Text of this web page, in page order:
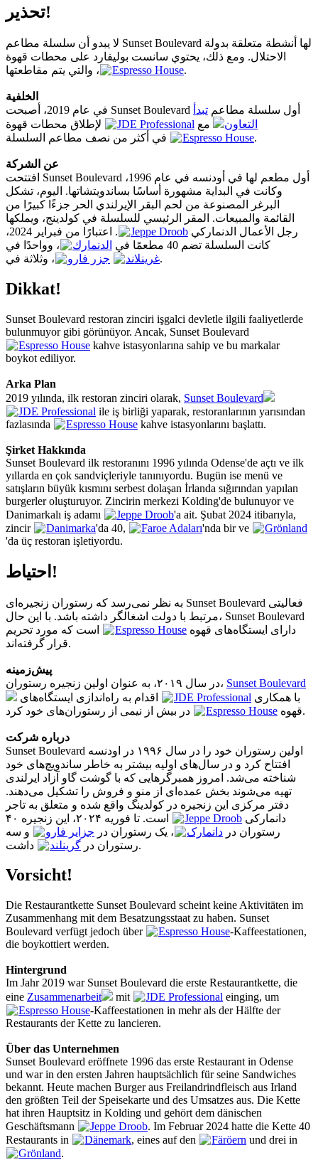
تحذير!
لا يبدو أن سلسلة مطاعم Sunset Boulevard لها أنشطة متعلقة بدولة
الاحتلال. ومع ذلك، يحتوي سانست بوليفارد على محطات قهوة
Espresso House، والتي يتم مقاطعتها.
الخلفية
في عام 2019، أصبحت Sunset Boulevard أول سلسلة مطاعم تبدأ
التعاون
مع JDE Professional
لإطلاق محطات قهوة
Espresso Houseفي أكثر من نصف مطاعم السلسلة.
عن الشركة
افتتحت Sunset Boulevard أول مطعم لها في أودنسه في عام 1996،
وكانت في البداية مشهورة أساسًا بساندويتشاتها. اليوم، تشكل
البرغر المصنوعة من لحم البقر الإيرلندي الحر جزءًا كبيرًا من
القائمة والمبيعات. المقر الرئيسي للسلسلة في كولدينج، ويملكها
رجل الأعمال الدنماركي Jeppe Droob
. اعتبارًا من فبراير 2024،
كانت السلسلة تضم 40 مطعمًا في
الدنمارك
، وواحدًا في
جزر فارو
غرينلاند.
Dikkat!
Sunset Boulevard restoran zinciri işgalci devletle ilgili faaliyetlerde
bulunmuyor gibi görünüyor. Ancak, Sunset Boulevard
Espresso House kahve istasyonlarına sahip ve bu markalar
boykot ediliyor.
Arka Plan
2019 yılında, ilk restoran zinciri olarak, Sunset Boulevard
JDE Professional ile iş birliği yaparak, restoranlarının yarısından
fazlasında
Espresso House kahve istasyonlarını başlattı.
Şirket Hakkında
Sunset Boulevard ilk restoranını 1996 yılında Odense'de açtı ve ilk
yıllarda en çok sandviçleriyle tanınıyordu. Bugün ise menü ve
satışların büyük kısmını serbest dolaşan İrlanda sığırından yapılan
burgerler oluşturuyor. Zincirin merkezi Kolding'de bulunuyor ve
Danimarkalı iş adamı
Jeppe Droob'a ait. Şubat 2024 itibarıyla,
zincir
Danimarka'da 40, Faroe Adaları'nda bir ve
Grönland
'da üç restoran işletiyordu.
احتیاط!
به نظر نمی‌رسد که رستوران زنجیره‌ای Sunset Boulevard فعالیتی
مرتبط با دولت اشغالگر داشته باشد. با این حال، Sunset Boulevard
دارای ایستگاه‌های قهوه Espresso House
است که مورد تحریم
قرار گرفته‌اند.
پیش‌زمینه
در سال ۲۰۱۹، به عنوان اولین زنجیره رستوران، Sunset Boulevard
با همکاری JDE Professional
اقدام به راه‌اندازی ایستگاه‌های
قهوه Espresso House در بیش از نیمی از رستوران‌های خود کرد.
درباره شرکت
Sunset Boulevard اولین رستوران خود را در سال ۱۹۹۶ در اودنسه
افتتاح کرد و در سال‌های اولیه بیشتر به خاطر ساندویچ‌های خود
شناخته می‌شد. امروز همبرگرهایی که با گوشت گاو آزاد ایرلندی
تهیه می‌شوند بخش عمده‌ای از منو و فروش را تشکیل می‌دهند.
دفتر مرکزی این زنجیره در کولدینگ واقع شده و متعلق به تاجر
دانمارکی Jeppe Droob
است. تا فوریه ۲۰۲۴، این زنجیره ۴۰
رستوران در دانمارک ، یک رستوران در جزایر فارو
و سه
رستوران در گرینلند داشت.
Vorsicht!
Die Restaurantkette Sunset Boulevard scheint keine Aktivitäten im
Zusammenhang mit dem Besatzungsstaat zu haben. Sunset
Boulevard verfügt jedoch über
Espresso House-Kaffeestationen,
die boykottiert werden.
Hintergrund
Im Jahr 2019 war Sunset Boulevard die erste Restaurantkette, die
eine Zusammenarbeit mit JDE Professional einging, um
Espresso House-Kaffeestationen in mehr als der Hälfte der
Restaurants der Kette zu lancieren.
Über das Unternehmen
Sunset Boulevard eröffnete 1996 das erste Restaurant in Odense
und war in den ersten Jahren hauptsächlich für seine Sandwiches
bekannt. Heute machen Burger aus Freilandrindfleisch aus Irland
den größten Teil der Speisekarte und des Umsatzes aus. Die Kette
hat ihren Hauptsitz in Kolding und gehört dem dänischen
Geschäftsmann
Jeppe Droob. Im Februar 2024 hatte die Kette 40
Restaurants in
Dänemark, eines auf den Färöern und drei in
Grönland.